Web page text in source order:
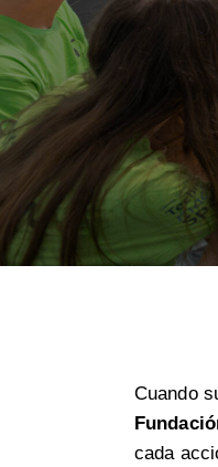
Cuando
cada